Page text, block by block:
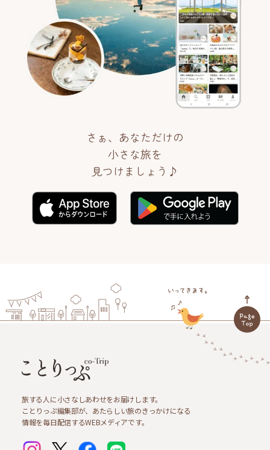
さぁ、あなただけの
小さな旅を
見つけましょう♪
旅する人に小さなしあわせをお届けします。
ことりっぷ編集部が、あたらしい旅のきっかけになる
情報を毎日配信するWEBメディアです。